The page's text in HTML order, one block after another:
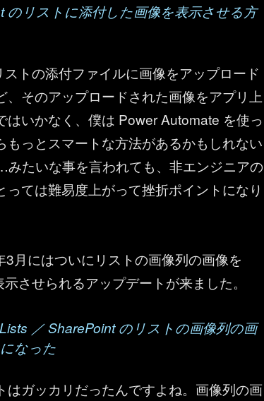
のリストに添付した画像を表示させる方
トの添付ファイルに画像をアップロード
、そのアップロードされた画像をアプリ上
はいかなく、僕は Power Automate を使っ
もっとスマートな方法があるかもしれない
たいな事を言われても、非エンジニアの
ては難易度上がって挫折ポイントになり
月にはついにリストの画像列の画像を
させられるアップデートが来ました。
／ SharePoint のリストの画像列の画
なった
はガッカリだったんですよね。画像列の画